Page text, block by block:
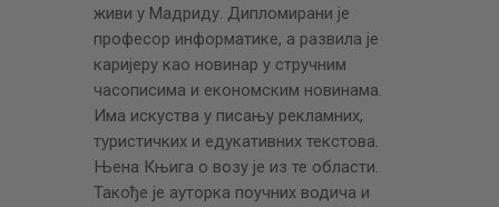
живи у Мадриду. Дипломирани је
професор информатике, а развила је
каријеру као новинар у стручним
часописима и економским новинама.
Има искуства у писању рекламних,
туристичких и едукативних текстова.
Њена Књига о возу је из те области.
Такође је ауторка поучних водича и